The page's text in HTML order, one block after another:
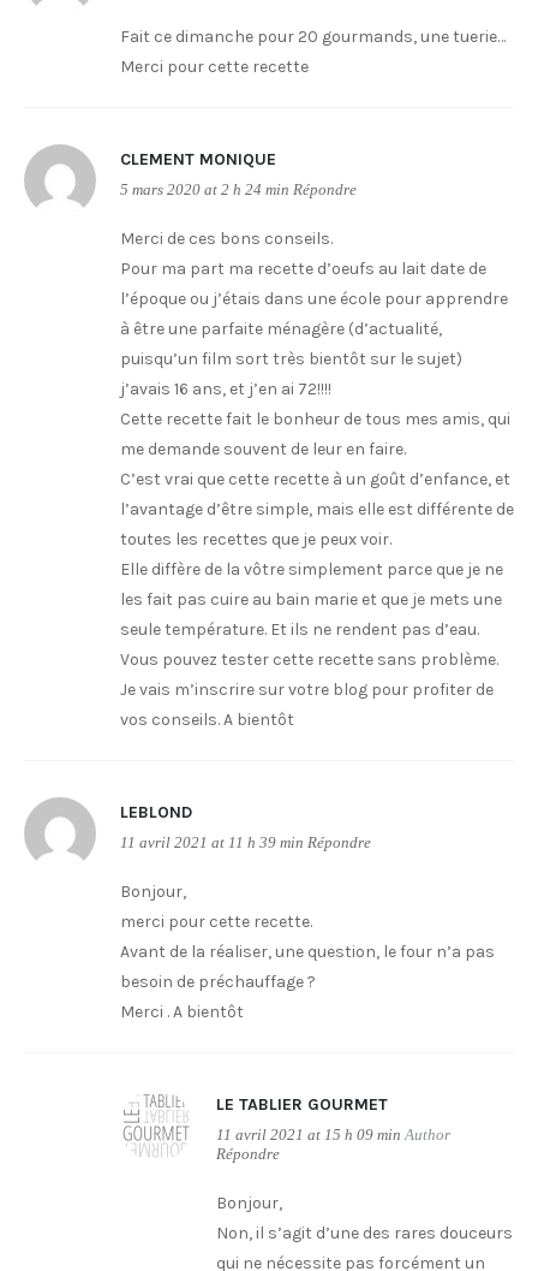
Fait ce dimanche pour 20 gourmands, une tuerie…
Merci pour cette recette
CLEMENT MONIQUE
5 mars 2020 at 2 h 24 min Répondre
Merci de ces bons conseils.
Pour ma part ma recette d’oeufs au lait date de
l’époque ou j’étais dans une école pour apprendre
à être une parfaite ménagère (d’actualité,
puisqu’un film sort très bientôt sur le sujet)
j’avais 16 ans, et j’en ai 72!!!!
Cette recette fait le bonheur de tous mes amis, qui
me demande souvent de leur en faire.
C’est vrai que cette recette à un goût d’enfance, et
l’avantage d’être simple, mais elle est différente de
toutes les recettes que je peux voir.
Elle diffère de la vôtre simplement parce que je ne
les fait pas cuire au bain marie et que je mets une
seule température. Et ils ne rendent pas d’eau.
Vous pouvez tester cette recette sans problème.
Je vais m’inscrire sur votre blog pour profiter de
vos conseils. A bientôt
LEBLOND
11 avril 2021 at 11 h 39 min Répondre
Bonjour,
merci pour cette recette.
Avant de la réaliser, une question, le four n’a pas
besoin de préchauffage ?
Merci . A bientôt
LE TABLIER GOURMET
11 avril 2021 at 15 h 09 min Author
Répondre
Bonjour,
Non, il s’agit d’une des rares douceurs
qui ne nécessite pas forcément un